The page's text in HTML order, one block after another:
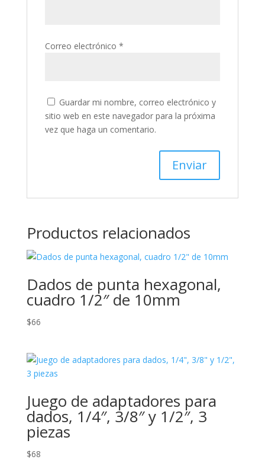
Correo electrónico *
Guardar mi nombre, correo electrónico y
sitio web en este navegador para la próxima
vez que haga un comentario.
Productos relacionados
Dados de punta hexagonal,
cuadro 1/2″ de 10mm
$66
Juego de adaptadores para
dados, 1/4″, 3/8″ y 1/2″, 3
piezas
$68